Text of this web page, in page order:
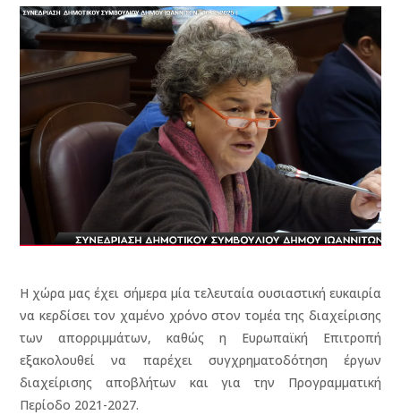
Η χώρα μας έχει σήμερα μία τελευταία ουσιαστική ευκαιρία
να κερδίσει τον χαμένο χρόνο στον τομέα της διαχείρισης
των απορριμμάτων, καθώς η Ευρωπαϊκή Επιτροπή
εξακολουθεί να παρέχει συγχρηματοδότηση έργων
διαχείρισης αποβλήτων και για την Προγραμματική
Περίοδο 2021-2027.